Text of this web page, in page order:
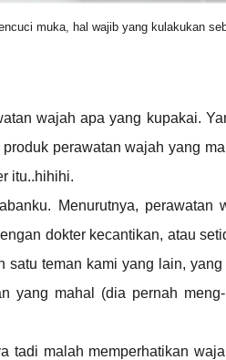
muka, hal wajib yang kulakukan
wajah apa yang kupakai.
perawatan wajah yang
itu..hihihi.
Menurutnya,
dokter kecantikan, atau
satu teman kami yang lain,
yang mahal (dia pernah
tadi malah memperhatikan